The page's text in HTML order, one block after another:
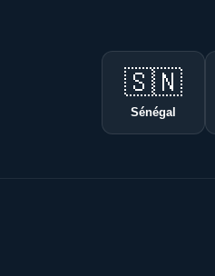
🇸🇳
Sénégal